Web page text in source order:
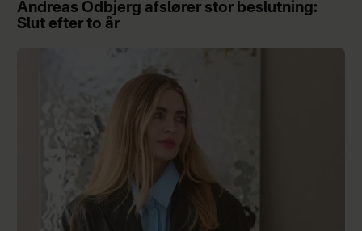
Andreas Odbjerg afslører stor beslutning:
Slut efter to år